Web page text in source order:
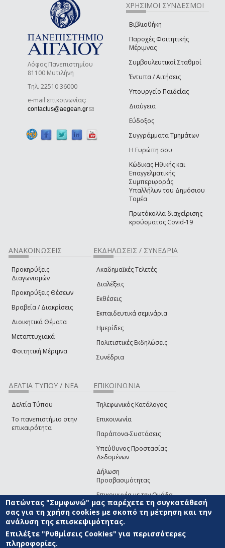
Λόφος Πανεπιστημίου
81100 Μυτιλήνη
Τηλ. 22510 36000
e-mail επικοινωνίας:
contactus@aegean.gr(link sends e-mail)
ΧΡΗΣΙΜΟΙ ΣΥΝΔΕΣΜΟΙ
Βιβλιοθήκη
Παροχές Φοιτητικής
Μέριμνας
Συμβουλευτικοί Σταθμοί
Έντυπα / Αιτήσεις
Υπουργείο Παιδείας
Διαύγεια
Εύδοξος
Συγγράμματα Τμημάτων
Η Ευρώπη σου
Κώδικας Ηθικής και
Επαγγελματικής
Συμπεριφοράς
Υπαλλήλων του Δημόσιου
Τομέα
Πρωτόκολλα διαχείρισης
κρούσματος Covid-19
ΑΝΑΚΟΙΝΩΣΕΙΣ
Προκηρύξεις
Διαγωνισμών
Προκηρύξεις Θέσεων
Βραβεία / Διακρίσεις
Διοικητικά Θέματα
Μεταπτυχιακά
Φοιτητική Μέριμνα
ΕΚΔΗΛΩΣΕΙΣ / ΣΥΝΕΔΡΙΑ
Ακαδημαϊκές Τελετές
Διαλέξεις
Εκθέσεις
Εκπαιδευτικά σεμινάρια
Ημερίδες
Πολιτιστικές Εκδηλώσεις
Συνέδρια
ΔΕΛΤΙΑ ΤΥΠΟΥ / ΝΕΑ
Δελτία Τύπου
Το πανεπιστήμιο στην
επικαιρότητα
ΕΠΙΚΟΙΝΩΝΙΑ
Τηλεφωνικός Κατάλογος
Επικοινωνία
Παράπονα-Συστάσεις
Υπεύθυνος Προστασίας
Δεδομένων
Δήλωση
Προσβασιμότητας
Επικοινωνία με την Ομάδα
Ανάπτυξης του site(link sends e-mail)
© ΠΑΝΕΠΙΣΤΗΜΙΟ ΑΙΓΑΙΟΥ ΟΡΟΙ ΧΡΗΣΗΣ
ΑΝΑΠΤΥΞΗΣ
Πατώντας "Συμφωνώ" μας παρέχετε τη συγκατάθεσή
σας για τη χρήση cookies με σκοπό τη μέτρηση και την
ανάλυση της επισκεψιμότητας.
Επιλέξτε "Ρυθμίσεις Cookies" για περισσότερες
πληροφορίες.